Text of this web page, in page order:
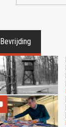
Bevrijding